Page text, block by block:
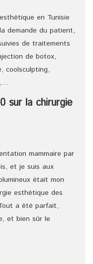
en Tunisie
demande du patient,
de traitements
de botox,
coolsculpting,
sur la chirurgie
mammaire par
et je suis aux
était mon
esthétique des
a été parfait,
et bien sûr le